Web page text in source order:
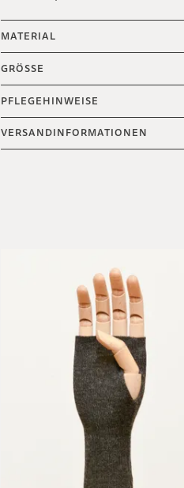
MATERIAL
GRÖSSE
PFLEGEHINWEISE
VERSANDINFORMATIONEN